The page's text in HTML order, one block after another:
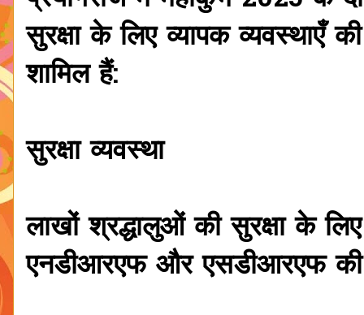
सुरक्षा के लिए व्यापक व्यवस्थाएँ
शामिल हैं:
सुरक्षा व्यवस्था
लाखों श्रद्धालुओं की सुरक्षा के
एनडीआरएफ और एसडीआरएफ